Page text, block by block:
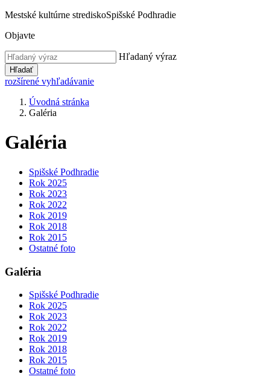
Mestské kultúrne strediskoSpišské Podhradie
Objavte
Hľadaný výraz
Hľadať
rozšírené vyhľadávanie
Úvodná stránka
Galéria
Galéria
Spišské Podhradie
Rok 2025
Rok 2023
Rok 2022
Rok 2019
Rok 2018
Rok 2015
Ostatné foto
Galéria
Spišské Podhradie
Rok 2025
Rok 2023
Rok 2022
Rok 2019
Rok 2018
Rok 2015
Ostatné foto